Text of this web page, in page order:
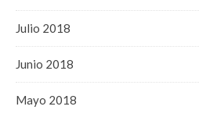
Julio 2018
Junio 2018
Mayo 2018